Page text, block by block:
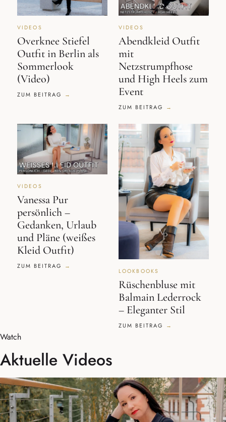
VIDEOS
Overknee Stiefel
Outfit in Berlin als
Sommerlook
(Video)
ZUM BEITRAG
VIDEOS
Abendkleid Outfit
mit
Netzstrumpfhose
und High Heels zum
Event
ZUM BEITRAG
VIDEOS
Vanessa Pur
persönlich –
Gedanken, Urlaub
und Pläne (weißes
Kleid Outfit)
ZUM BEITRAG
LOOKBOOKS
Rüschenbluse mit
Balmain Lederrock
– Eleganter Stil
ZUM BEITRAG
Watch
Aktuelle Videos